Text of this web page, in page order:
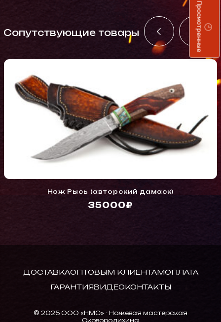
Cопутствующие товары
Нож Рысь (авторский дамаск)
35000₽
ДОСТАВКАОПТОВЫМ КЛИЕНТАМОПЛАТА
ГАРАНТИЯВИДЕОКОНТАКТЫ
© 2025 ООО «НМС» - Ножевая мастерская
Сковородихина
Просмотренные